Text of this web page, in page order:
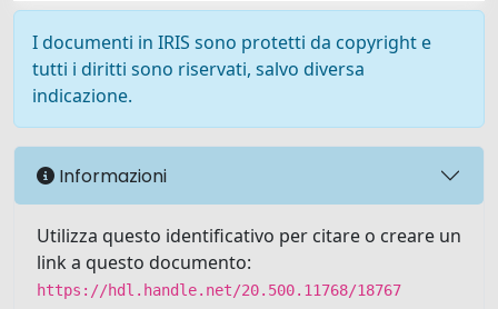
I documenti in IRIS sono protetti da copyright e
tutti i diritti sono riservati, salvo diversa
indicazione.
Informazioni
Utilizza questo identificativo per citare o creare un
link a questo documento:
https://hdl.handle.net/20.500.11768/18767